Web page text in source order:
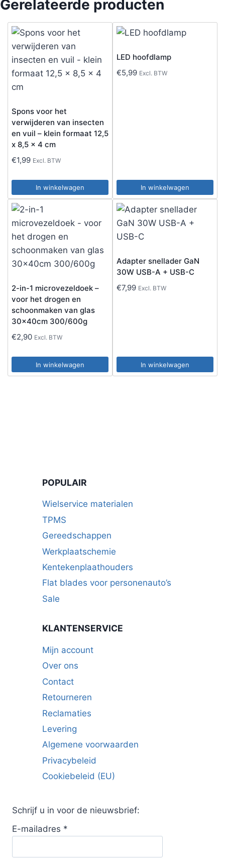
Gerelateerde producten
Spons voor het
verwijderen van insecten
en vuil – klein formaat 12,5
x 8,5 x 4 cm
€1,99 Excl. BTW
In winkelwagen
LED hoofdlamp
€5,99 Excl. BTW
In winkelwagen
2-in-1 microvezeldoek –
voor het drogen en
schoonmaken van glas
30x40cm 300/600g
€2,90 Excl. BTW
In winkelwagen
Adapter snellader GaN
30W USB-A + USB-C
€7,99 Excl. BTW
In winkelwagen
POPULAIR
Wielservice materialen
TPMS
Gereedschappen
Werkplaatschemie
Kentekenplaathouders
Flat blades voor personenauto’s
Sale
KLANTENSERVICE
Mijn account
Over ons
Contact
Retourneren
Reclamaties
Levering
Algemene voorwaarden
Privacybeleid
Cookiebeleid (EU)
Schrijf u in voor de nieuwsbrief:
E-mailadres *